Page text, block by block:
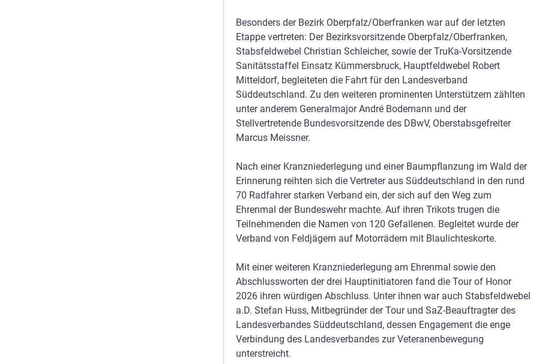
Besonders der Bezirk Oberpfalz/Oberfranken war auf der letzten
Etappe vertreten: Der Bezirksvorsitzende Oberpfalz/Oberfranken,
Stabsfeldwebel Christian Schleicher, sowie der TruKa-Vorsitzende
Sanitätsstaffel Einsatz Kümmersbruck, Hauptfeldwebel Robert
Mitteldorf, begleiteten die Fahrt für den Landesverband
Süddeutschland. Zu den weiteren prominenten Unterstützern zählten
unter anderem Generalmajor André Bodemann und der
Stellvertretende Bundesvorsitzende des DBwV, Oberstabsgefreiter
Marcus Meissner.
Nach einer Kranzniederlegung und einer Baumpflanzung im Wald der
Erinnerung reihten sich die Vertreter aus Süddeutschland in den rund
70 Radfahrer starken Verband ein, der sich auf den Weg zum
Ehrenmal der Bundeswehr machte. Auf ihren Trikots trugen die
Teilnehmenden die Namen von 120 Gefallenen. Begleitet wurde der
Verband von Feldjägern auf Motorrädern mit Blaulichteskorte.
Mit einer weiteren Kranzniederlegung am Ehrenmal sowie den
Abschlussworten der drei Hauptinitiatoren fand die Tour of Honor
2026 ihren würdigen Abschluss. Unter ihnen war auch Stabsfeldwebel
a.D. Stefan Huss, Mitbegründer der Tour und SaZ-Beauftragter des
Landesverbandes Süddeutschland, dessen Engagement die enge
Verbindung des Landesverbandes zur Veteranenbewegung
unterstreicht.